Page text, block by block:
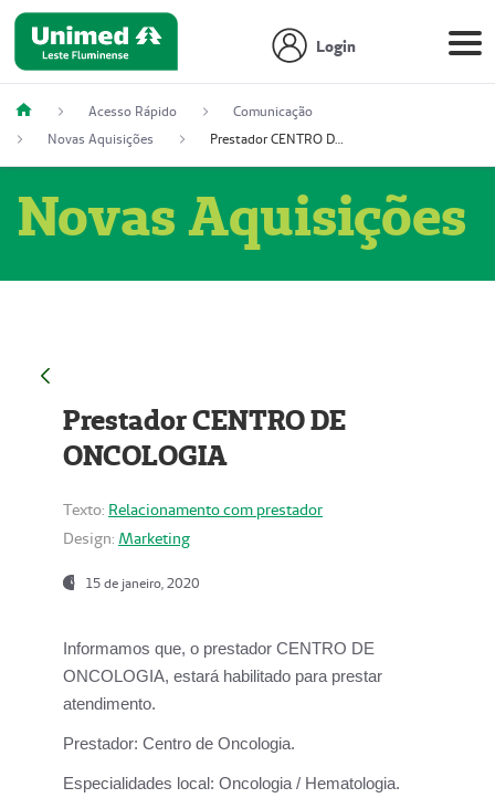
Login
Acesso Rápido
Comunicação
Novas Aquisições
Prestador CENTRO DE ONCOLOGIA
Novas Aquisições
Prestador CENTRO DE
ONCOLOGIA
Texto: Relacionamento com prestador
Design: Marketing
15 de janeiro, 2020
Informamos que, o prestador CENTRO DE
ONCOLOGIA, estará habilitado para prestar
atendimento.
Prestador: Centro de Oncologia.
Especialidades local: Oncologia / Hematologia.